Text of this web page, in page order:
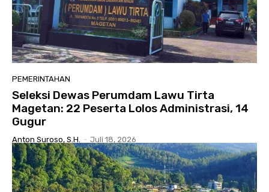
PEMERINTAHAN
Seleksi Dewas Perumdam Lawu Tirta
Magetan: 22 Peserta Lolos Administrasi, 14
Gugur
Anton Suroso, S.H. - Juli 18, 2026